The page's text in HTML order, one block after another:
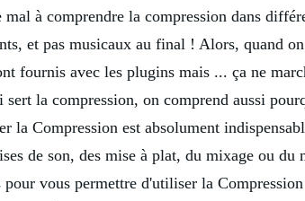
mal à comprendre la compression dans
et pas musicaux au final ! Alors, quand
fournis avec les plugins mais ... ça ne
la compression, on comprend aussi
la Compression est absolument
de son, des mise à plat, du mixage ou
pour vous permettre d'utiliser la